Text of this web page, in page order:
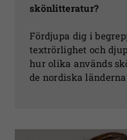
skönlitteratur?
Fördjupa dig i
textrörlighet och
hur olika används
de nordiska